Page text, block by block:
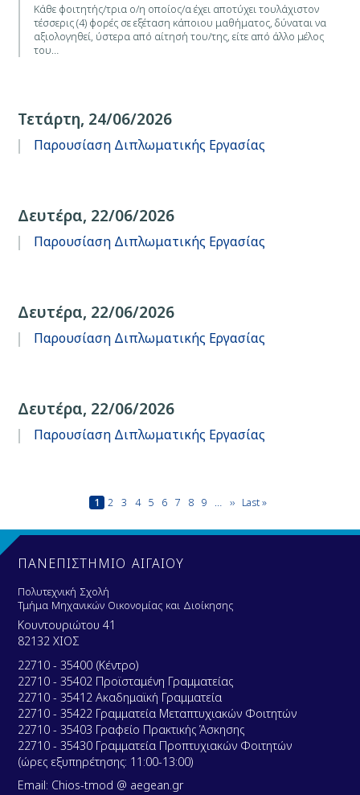
Κάθε φοιτητής/τρια ο/η οποίος/α έχει αποτύχει τουλάχιστον
τέσσερις (4) φορές σε εξέταση κάποιου μαθήματος, δύναται να
αξιολογηθεί, ύστερα από αίτησή του/της, είτε από άλλο μέλος
του…
Τετάρτη, 24/06/2026
Παρουσίαση Διπλωματικής Εργασίας
Δευτέρα, 22/06/2026
Παρουσίαση Διπλωματικής Εργασίας
Δευτέρα, 22/06/2026
Παρουσίαση Διπλωματικής Εργασίας
Δευτέρα, 22/06/2026
Παρουσίαση Διπλωματικής Εργασίας
ΣελιδοποίησηΤρέχουσα
σελίδα
1 Page
2 Page
3 Page
4 Page
5 Page
6 Page
7 Page
8 Page
9
Next
›› Last
Last »
ΠΑΝΕΠΙΣΤΗΜΙΟ ΑΙΓΑΙΟΥ
Πολυτεχνική Σχολή
Τμήμα Μηχανικών Οικονομίας και Διοίκησης
Κουντουριώτου 41
82132 ΧΙΟΣ
22710 - 35400 (Κέντρο)
22710 - 35402 Προϊσταμένη Γραμματείας
22710 - 35412 Ακαδημαϊκή Γραμματεία
22710 - 35422 Γραμματεία Μεταπτυχιακών Φοιτητών
22710 - 35403 Γραφείο Πρακτικής Άσκησης
22710 - 35430 Γραμματεία Προπτυχιακών Φοιτητών
(ώρες εξυπηρέτησης: 11:00-13:00)
Email: Chios-tmod @ aegean.gr